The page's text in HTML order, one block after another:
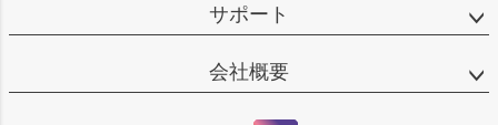
サポート
会社概要